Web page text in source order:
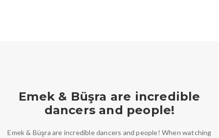
Emek & Büşra are incredible
dancers and people!
Emek & Büşra are incredible dancers and people! When watching